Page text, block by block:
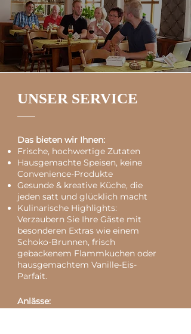
UNSER SERVICE
Das bieten wir Ihnen:
Frische, hochwertige Zutaten
Hausgemachte Speisen, keine
Convenience-Produkte
Gesunde & kreative Küche, die
jeden satt und glücklich macht
Kulinarische Highlights:
Verzaubern Sie Ihre Gäste mit
besonderen Extras wie einem
Schoko-Brunnen, frisch
gebackenem Flammkuchen oder
hausgemachtem Vanille-Eis-
Parfait.
Anlässe: